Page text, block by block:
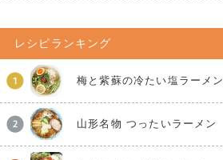
レシピランキング
梅と紫蘇の冷たい塩ラーメン
山形名物 つったいラーメン